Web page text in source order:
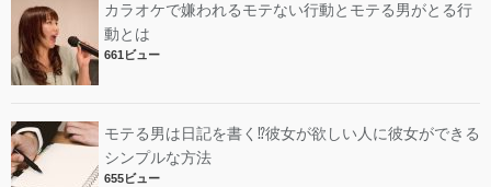
カラオケで嫌われるモテない行動とモテる男がとる行
動とは
661ビュー
モテる男は日記を書く⁉︎彼女が欲しい人に彼女ができる
シンプルな方法
655ビュー